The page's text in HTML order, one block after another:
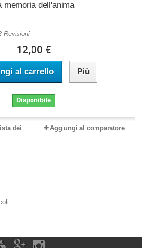
memoria dell'anima
Revisioni
12,00 €
al carrello Più
Disponibile
dei
Aggiungi al comparatore